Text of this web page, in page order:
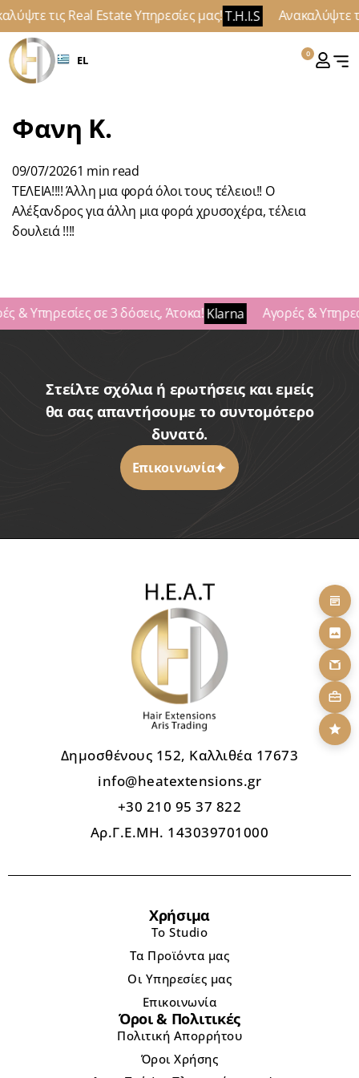
τις Real Estate Υπηρεσίες μας!T.H.I.S Ανακαλύψτε
EL 0
Φανη Κ.
09/07/20261 min read
ΤΕΛΕΙΑ!!!! Άλλη μια φορά όλοι τους τέλειοι!! Ο
Αλέξανδρος για άλλη μια φορά χρυσοχέρα, τέλεια
δουλειά !!!!
& Υπηρεσίες σε 3 δόσεις, Άτοκα! Klarna Αγορές &
Στείλτε σχόλια ή ερωτήσεις και εμείς
θα σας απαντήσουμε το συντομότερο
δυνατό.
Επικοινωνία
Δημοσθένους 152, Καλλιθέα 17673
info@heatextensions.gr
+30 210 95 37 822
Αρ.Γ.Ε.ΜΗ. 143039701000
Χρήσιμα
Το Studio
Τα Προϊόντα μας
Οι Υπηρεσίες μας
Επικοινωνία
Όροι & Πολιτικές
Πολιτική Απορρήτου
Όροι Χρήσης